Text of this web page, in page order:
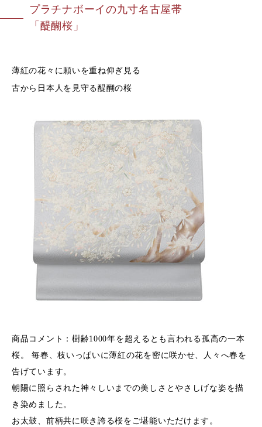
プラチナボーイの九寸名古屋帯
「 醍醐桜 」
薄紅の花々に願いを重ね仰ぎ見る
古から日本人を見守る醍醐の桜
商品コメント： 樹齢1000年を超えるとも言われる孤高の一本
桜。 毎春、枝いっぱいに薄紅の花を密に咲かせ、人々へ春を
告げています。
朝陽に照らされた神々しいまでの美しさとやさしげな姿を描
き染めました。
お太鼓、前柄共に咲き誇る桜をご堪能いただけます。